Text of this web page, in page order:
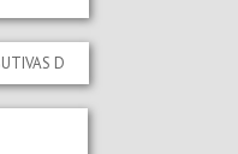
DE LA SEGURIDAD SOCIAL QUE